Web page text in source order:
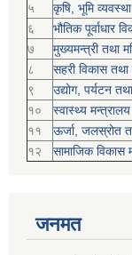
५
कृषि, भूमि
६
भौतिक पूर्वाधार
७
मुख्यमन्त्री तथा
८
सहरी विकास तथा
९
उद्योग, पर्यटन
१०
स्वास्थ्य मन्त्रालय
११
ऊर्जा, जलस्रोत
१२
सामाजिक विकास
जनमत